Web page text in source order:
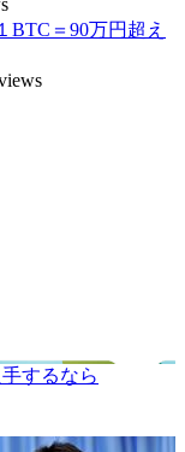
BTC＝90万円超え
するなら